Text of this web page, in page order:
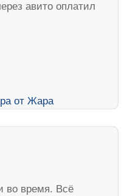
авито оплатил
во время. Всё